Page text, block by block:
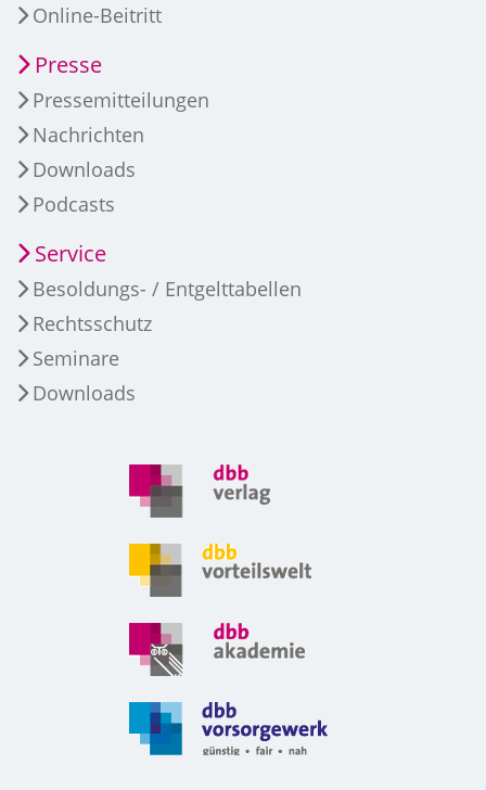
Online-Beitritt
Presse
Pressemitteilungen
Nachrichten
Downloads
Podcasts
Service
Besoldungs- / Entgelttabellen
Rechtsschutz
Seminare
Downloads